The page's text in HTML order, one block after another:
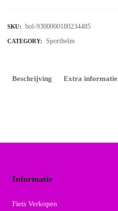
SKU: bol-9300000180234485
CATEGORY: Sporthelm
Beschrijving Extra informatie
Informatie
Fiets Verkopen